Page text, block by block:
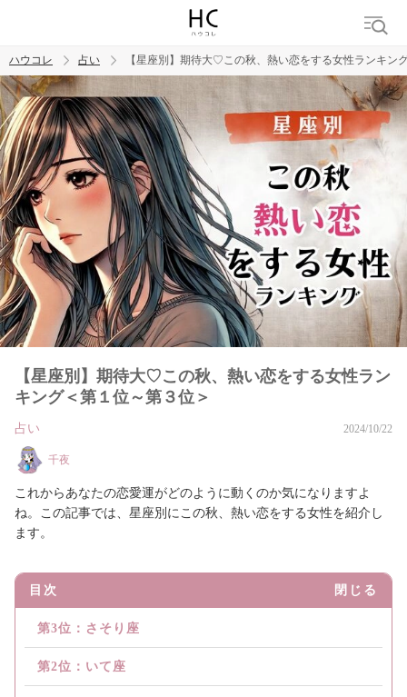
トレンド ワード
ハウコレ 占い 【星座別】期待大♡この秋、熱い恋をする女性ランキン
【星座別】期待大♡この秋、熱い恋をする女性ラン
キング＜第１位～第３位＞
占い 2024/10/22
千夜
これからあなたの恋愛運がどのように動くのか気になりますよ
ね。この記事では、星座別にこの秋、熱い恋をする女性を紹介し
ます。
目次 閉じる
第3位：さそり座
第2位：いて座